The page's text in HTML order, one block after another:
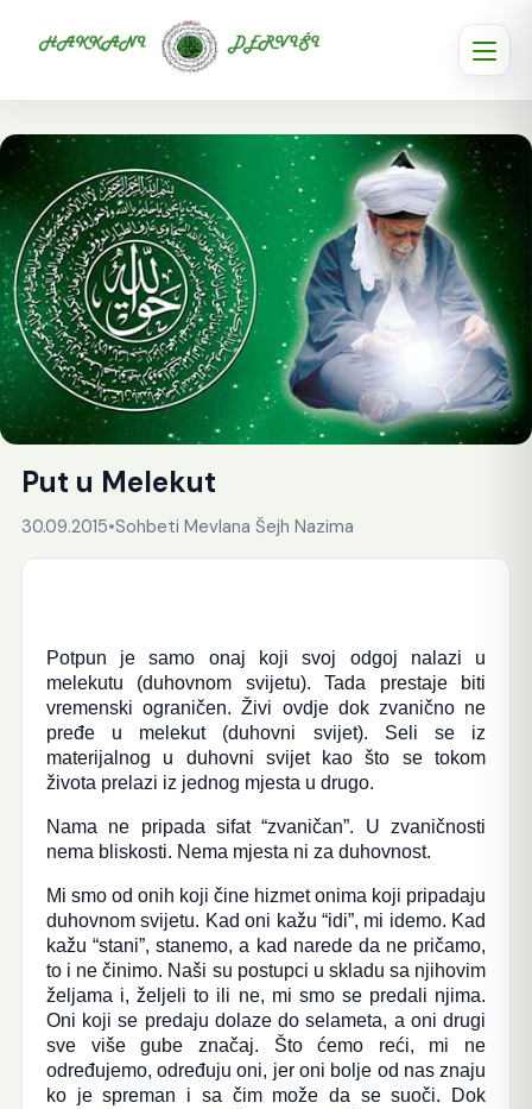
Put u Melekut
30.09.2015•Sohbeti Mevlana Šejh Nazima
Potpun je samo onaj koji svoj odgoj nalazi u
melekutu (duhovnom svijetu). Tada prestaje biti
vremenski ograničen. Živi ovdje dok zvanično ne
pređe u melekut (duhovni svijet). Seli se iz
materijalnog u duhovni svijet kao što se tokom
života prelazi iz jednog mjesta u drugo.
Nama ne pripada sifat “zvaničan”. U zvaničnosti
nema bliskosti. Nema mjesta ni za duhovnost.
Mi smo od onih koji čine hizmet onima koji pripadaju
duhovnom svijetu. Kad oni kažu “idi”, mi idemo. Kad
kažu “stani”, stanemo, a kad narede da ne pričamo,
to i ne činimo. Naši su postupci u skladu sa njihovim
željama i, željeli to ili ne, mi smo se predali njima.
Oni koji se predaju dolaze do selameta, a oni drugi
sve više gube značaj. Što ćemo reći, mi ne
određujemo, određuju oni, jer oni bolje od nas znaju
ko je spreman i sa čim može da se suoči. Dok